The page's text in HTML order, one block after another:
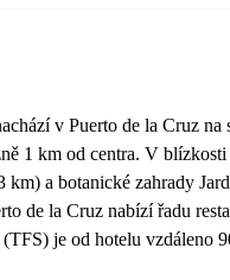
v Puerto de la Cruz na
1 km od centra. V
km) a botanické zahrady
de la Cruz nabízí řadu
je od hotelu vzdáleno